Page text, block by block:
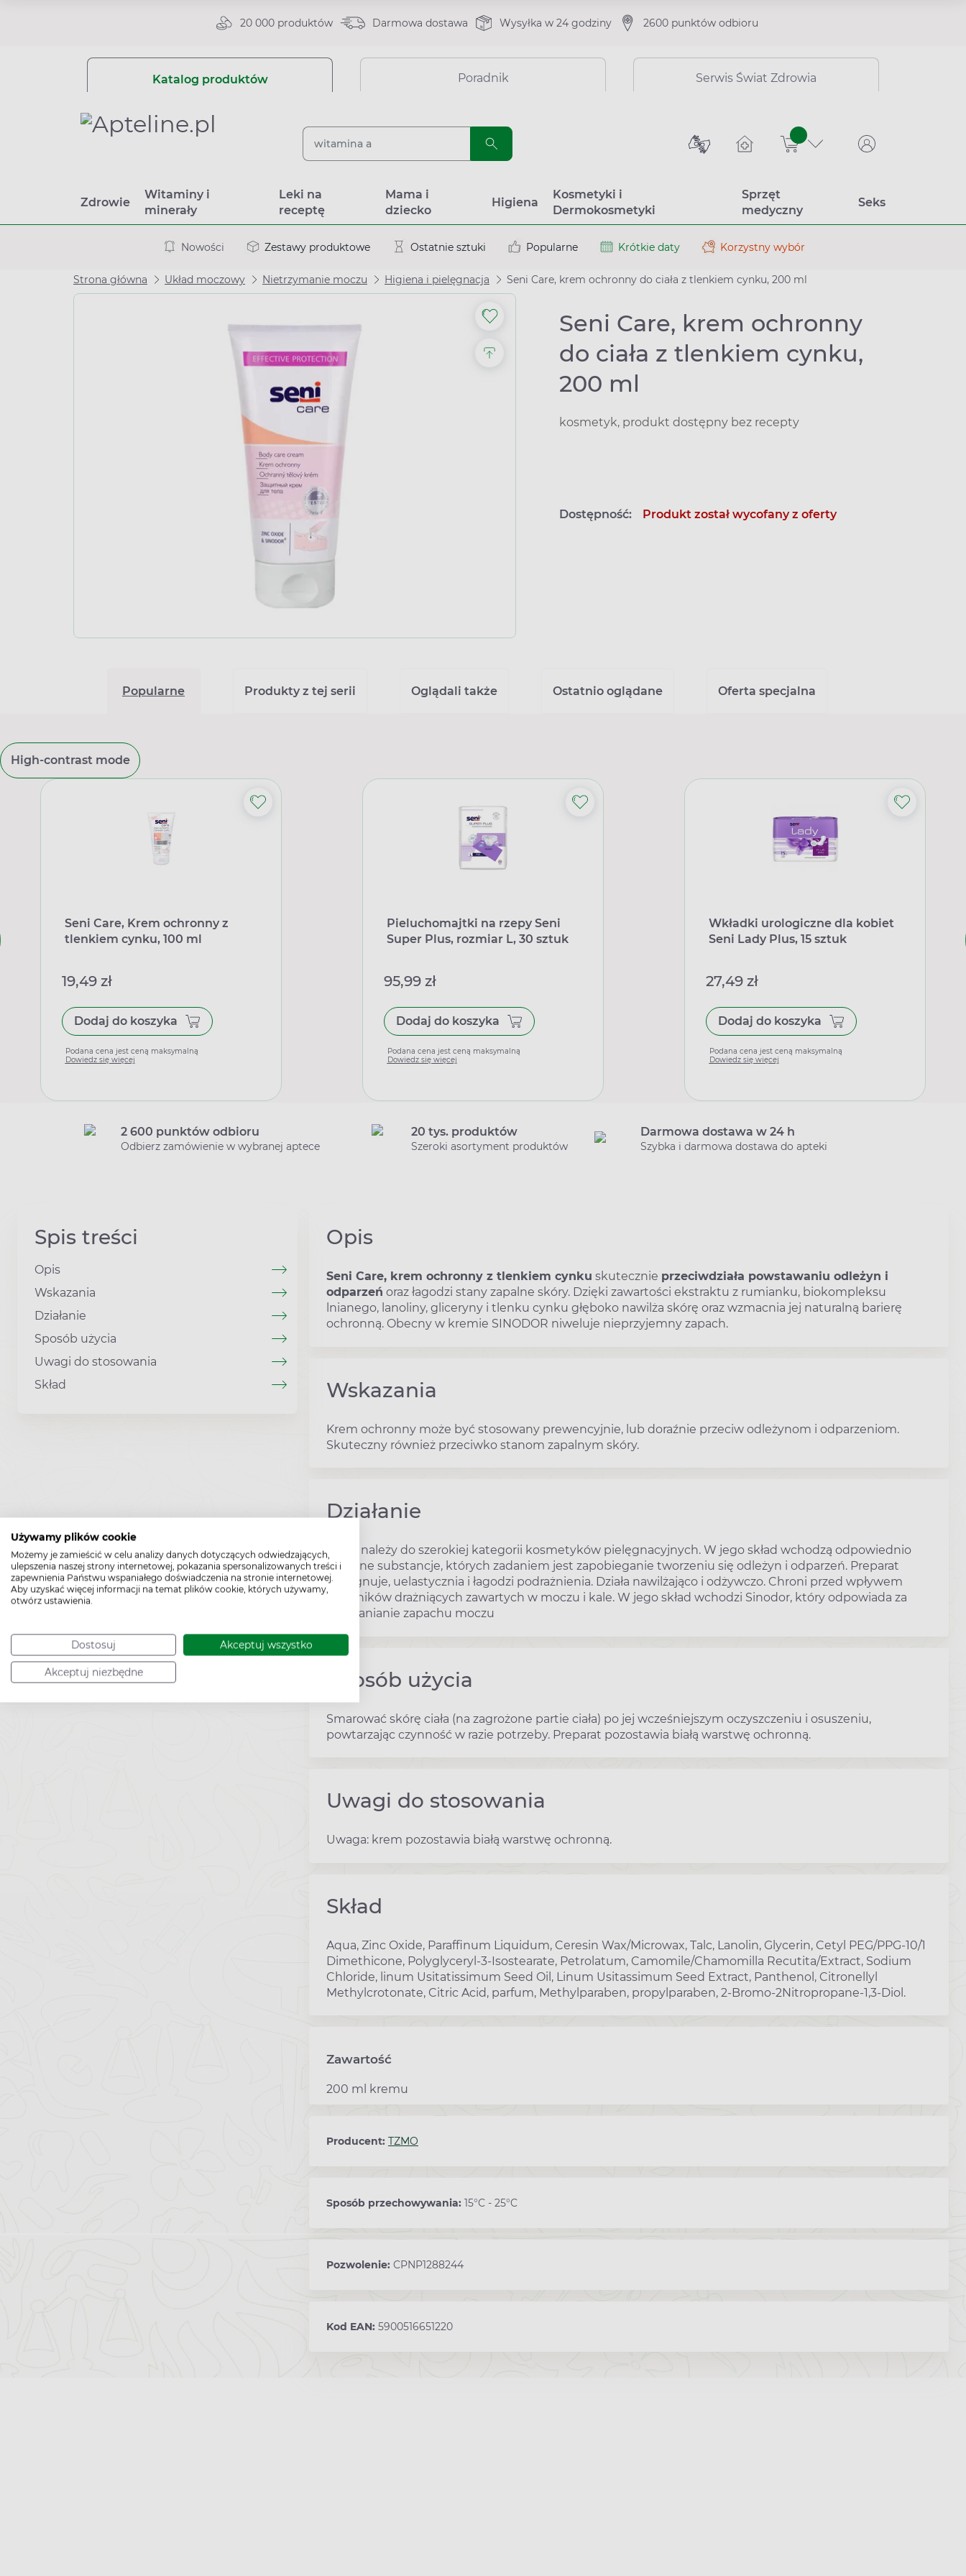
Używamy plików cookie
Możemy je zamieścić w celu analizy danych dotyczących odwiedzających,
ulepszenia naszej strony internetowej, pokazania spersonalizowanych treści i
zapewnienia Państwu wspaniałego doświadczenia na stronie internetowej.
Aby uzyskać więcej informacji na temat plików cookie, których używamy,
otwórz ustawienia.
Dostosuj Akceptuj wszystko
Akceptuj niezbędne
20 000 produktów Darmowa dostawa Wysyłka w 24 godziny 2600 punktów odbioru
Katalog produktów Poradnik Serwis Świat Zdrowia
sztuk
Zdrowie
Witaminy i
minerały
Leki na
receptę
Mama i
dziecko
Higiena
Kosmetyki i
Dermokosmetyki
Sprzęt
medyczny
Seks
Nowości Zestawy produktowe Ostatnie sztuki Popularne Krótkie daty Korzystny wybór
Strona główna Układ moczowy Nietrzymanie moczu Higiena i pielęgnacja Seni Care, krem ochronny do ciała z tlenkiem cynku, 200 ml
Seni Care, krem ochronny
do ciała z tlenkiem cynku,
200 ml
kosmetyk, produkt dostępny bez recepty
Dostępność: Produkt został wycofany z oferty
Popularne Produkty z tej serii Oglądali także Ostatnio oglądane Oferta specjalna
High-contrast mode
Seni Care, Krem ochronny z
tlenkiem cynku, 100 ml
19,49 zł
Dodaj do koszyka
Podana cena jest ceną maksymalną
Dowiedz się więcej
Pieluchomajtki na rzepy Seni
Super Plus, rozmiar L, 30 sztuk
95,99 zł
Dodaj do koszyka
Podana cena jest ceną maksymalną
Dowiedz się więcej
Wkładki urologiczne dla kobiet
Seni Lady Plus, 15 sztuk
27,49 zł
Dodaj do koszyka
Podana cena jest ceną maksymalną
Dowiedz się więcej
2 600 punktów odbioru
Odbierz zamówienie w wybranej aptece
20 tys. produktów
Szeroki asortyment produktów
Darmowa dostawa w 24 h
Szybka i darmowa dostawa do apteki
Spis treści
Opis
Wskazania
Działanie
Sposób użycia
Uwagi do stosowania
Skład
Opis
Seni Care, krem ochronny z tlenkiem cynku skutecznie przeciwdziała powstawaniu odleżyn i
odparzeń oraz łagodzi stany zapalne skóry. Dzięki zawartości ekstraktu z rumianku, biokompleksu
lnianego, lanoliny, gliceryny i tlenku cynku głęboko nawilża skórę oraz wzmacnia jej naturalną barierę
ochronną. Obecny w kremie SINODOR niweluje nieprzyjemny zapach.
Wskazania
Krem ochronny może być stosowany prewencyjnie, lub doraźnie przeciw odleżynom i odparzeniom.
Skuteczny również przeciwko stanom zapalnym skóry.
Działanie
Krem należy do szerokiej kategorii kosmetyków pielęgnacyjnych. W jego skład wchodzą odpowiednio
dobrane substancje, których zadaniem jest zapobieganie tworzeniu się odleżyn i odparzeń. Preparat
pielęgnuje, uelastycznia i łagodzi podrażnienia. Działa nawilżająco i odżywczo. Chroni przed wpływem
składników drażniących zawartych w moczu i kale. W jego skład wchodzi Sinodor, który odpowiada za
pochłanianie zapachu moczu
Sposób użycia
Smarować skórę ciała (na zagrożone partie ciała) po jej wcześniejszym oczyszczeniu i osuszeniu,
powtarzając czynność w razie potrzeby. Preparat pozostawia białą warstwę ochronną.
Uwagi do stosowania
Uwaga: krem pozostawia białą warstwę ochronną.
Skład
Aqua, Zinc Oxide, Paraffinum Liquidum, Ceresin Wax/Microwax, Talc, Lanolin, Glycerin, Cetyl PEG/PPG-10/1
Dimethicone, Polyglyceryl-3-Isostearate, Petrolatum, Camomile/Chamomilla Recutita/Extract, Sodium
Chloride, linum Usitatissimum Seed Oil, Linum Usitassimum Seed Extract, Panthenol, Citronellyl
Methylcrotonate, Citric Acid, parfum, Methylparaben, propylparaben, 2-Bromo-2Nitropropane-1,3-Diol.
Zawartość
200 ml kremu
Producent: TZMO
Sposób przechowywania: 15°C - 25°C
Pozwolenie: CPNP1288244
Kod EAN: 5900516651220